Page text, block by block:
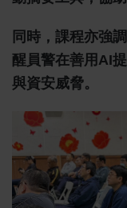
同時，課程亦強
醒員警在善用AI
與資安威脅。